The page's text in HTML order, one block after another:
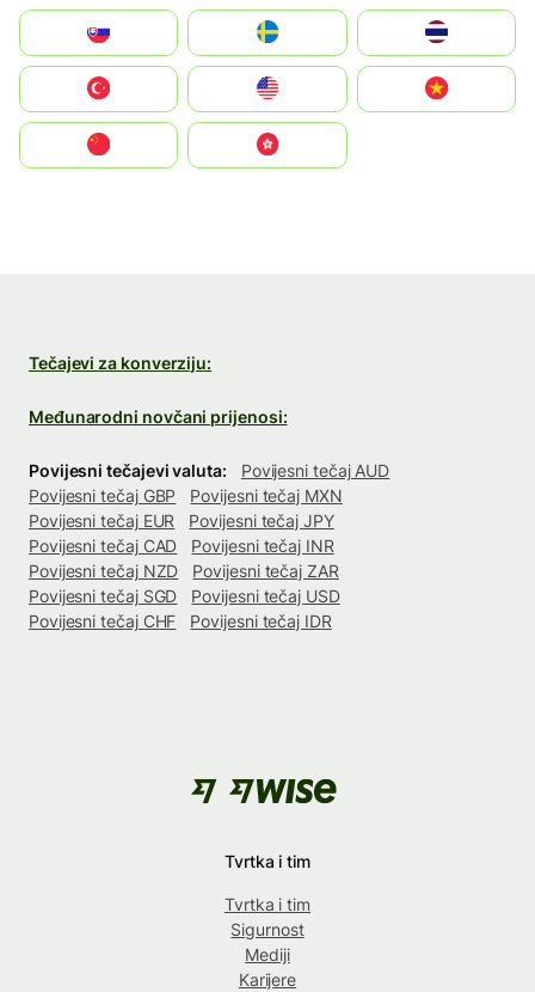
United States
中國香港特別行政區
Tečajevi za konverziju:
Međunarodni novčani prijenosi:
Povijesni tečajevi valuta:
Povijesni tečaj AUD
Povijesni tečaj GBP
Povijesni tečaj MXN
Povijesni tečaj EUR
Povijesni tečaj JPY
Povijesni tečaj CAD
Povijesni tečaj INR
Povijesni tečaj NZD
Povijesni tečaj ZAR
Povijesni tečaj SGD
Povijesni tečaj USD
Povijesni tečaj CHF
Povijesni tečaj IDR
Tvrtka i tim
Tvrtka i tim
Sigurnost
Mediji
Karijere